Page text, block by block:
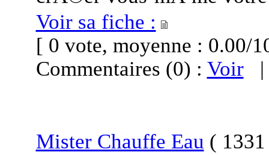
Voir sa fiche :
[ 0 vote, moyenne :
Commentaires (0) : Voir
Mister Chauffe Eau (